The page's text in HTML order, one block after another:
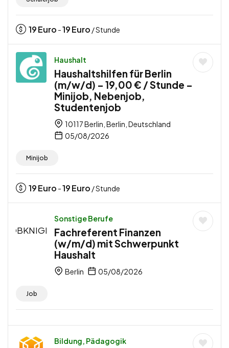
19Euro -19Euro / Stunde
Haushalt
Haushaltshilfen für Berlin
(m/w/d) – 19,00 € / Stunde –
Minijob, Nebenjob,
Studentenjob
10117 Berlin, Berlin, Deutschland
05/08/2026
Minijob
19Euro -19Euro / Stunde
Sonstige Berufe
Fachreferent Finanzen
(w/m/d) mit Schwerpunkt
Haushalt
Berlin 05/08/2026
Job
Bildung, Pädagogik